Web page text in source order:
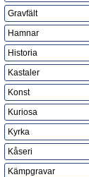
Gravfält
Hamnar
Historia
Kastaler
Konst
Kuriosa
Kyrka
Kåseri
Kämpgravar